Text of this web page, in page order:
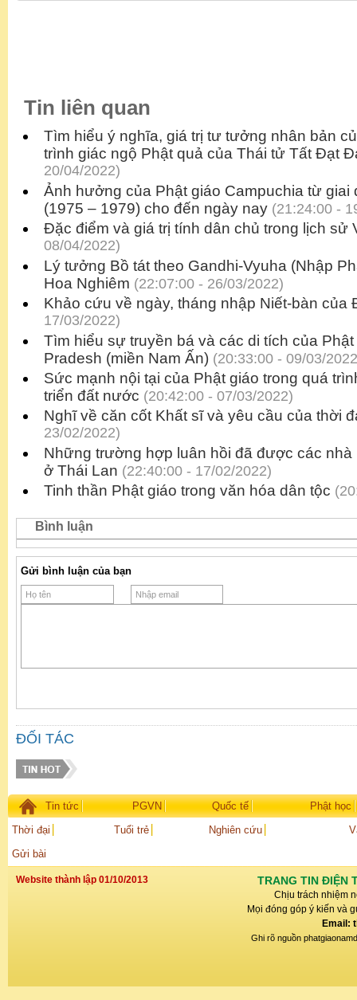
Tin liên quan
Tìm hiểu ý nghĩa, giá trị tư tưởng nhân bản
trình giác ngộ Phật quả của Thái tử Tất Đạt
20/04/2022)
Ảnh hưởng của Phật giáo Campuchia từ giai
(1975 – 1979) cho đến ngày nay (21:24:00 -
Đặc điểm và giá trị tính dân chủ trong lịch sử
08/04/2022)
Lý tưởng Bồ tát theo Gandhi-Vyuha (Nhập
Hoa Nghiêm (22:07:00 - 26/03/2022)
Khảo cứu về ngày, tháng nhập Niết-bàn của
17/03/2022)
Tìm hiểu sự truyền bá và các di tích của
Pradesh (miền Nam Ấn) (20:33:00 - 09/03/
Sức mạnh nội tại của Phật giáo trong quá
triển đất nước (20:42:00 - 07/03/2022)
Nghĩ về căn cốt Khất sĩ và yêu cầu của thời
23/02/2022)
Những trường hợp luân hồi đã được các
ở Thái Lan (22:40:00 - 17/02/2022)
Tinh thần Phật giáo trong văn hóa dân tộc
Bình luận
Gửi bình luận của bạn
ĐỐI TÁC
Tin tức PGVN Quốc tế
Phật học
Thời đại
Tuổi trẻ Nghiên cứu
Gửi bài
Website thành lập 01/10/2013 TRANG TIN ĐIỆN
Chịu trách nhiệm
Mọi đóng góp ý kiến và
Email:
Ghi rõ nguồn